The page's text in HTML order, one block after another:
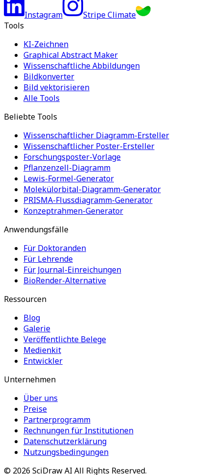
Instagram
Stripe Climate
Tools
KI-Zeichnen
Graphical Abstract Maker
Wissenschaftliche Abbildungen
Bildkonverter
Bild vektorisieren
Alle Tools
Beliebte Tools
Wissenschaftlicher Diagramm-Ersteller
Wissenschaftlicher Poster-Ersteller
Forschungsposter-Vorlage
Pflanzenzell-Diagramm
Lewis-Formel-Generator
Molekülorbital-Diagramm-Generator
PRISMA-Flussdiagramm-Generator
Konzeptrahmen-Generator
Anwendungsfälle
Für Doktoranden
Für Lehrende
Für Journal-Einreichungen
BioRender-Alternative
Ressourcen
Blog
Galerie
Veröffentlichte Belege
Medienkit
Entwickler
Unternehmen
Über uns
Preise
Partnerprogramm
Rechnungen für Institutionen
Datenschutzerklärung
Nutzungsbedingungen
© 2026 SciDraw AI All Rights Reserved.